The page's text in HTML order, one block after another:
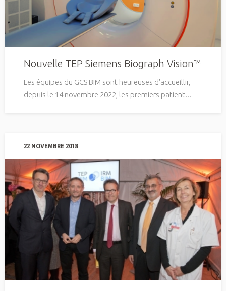
Nouvelle TEP Siemens Biograph Vision™
Les équipes du GCS BIM sont heureuses d'accueillir,
depuis le 14 novembre 2022, les premiers patient...
22 NOVEMBRE 2018